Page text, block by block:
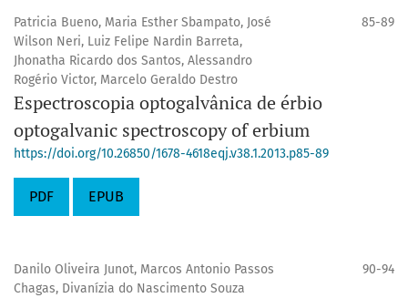
Patricia Bueno, Maria Esther Sbampato, José
Wilson Neri, Luiz Felipe Nardin Barreta,
Jhonatha Ricardo dos Santos, Alessandro
Rogério Victor, Marcelo Geraldo Destro
85-89
Espectroscopia optogalvânica de érbio
optogalvanic spectroscopy of erbium
https://doi.org/10.26850/1678-4618eqj.v38.1.2013.p85-89
PDF EPUB
Danilo Oliveira Junot, Marcos Antonio Passos
Chagas, Divanízia do Nascimento Souza
90-94